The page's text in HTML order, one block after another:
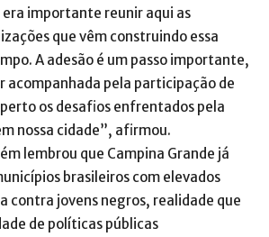
era importante reunir aqui as
que vêm construindo essa
A adesão é um passo importante,
acompanhada pela participação de
os desafios enfrentados pela
nossa cidade”, afirmou.
lembrou que Campina Grande já
brasileiros com elevados
contra jovens negros, realidade que
de políticas públicas